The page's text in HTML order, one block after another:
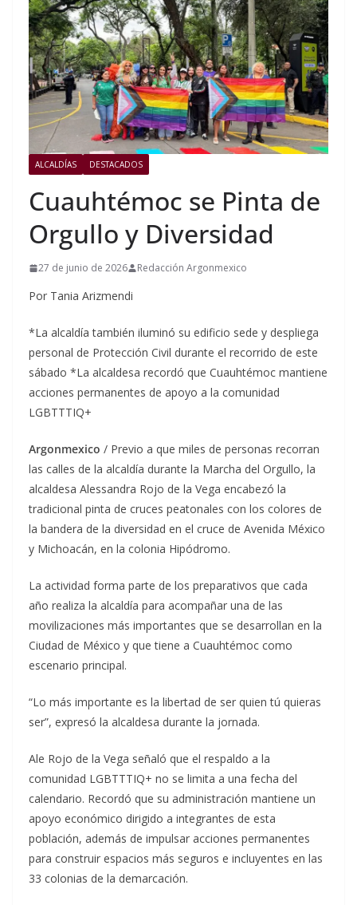
ALCALDÍAS DESTACADOS
Cuauhtémoc se Pinta de
Orgullo y Diversidad
27 de junio de 2026 Redacción Argonmexico
Por Tania Arizmendi
*La alcaldía también iluminó su edificio sede y despliega
personal de Protección Civil durante el recorrido de este
sábado *La alcaldesa recordó que Cuauhtémoc mantiene
acciones permanentes de apoyo a la comunidad
LGBTTTIQ+
Argonmexico / Previo a que miles de personas recorran
las calles de la alcaldía durante la Marcha del Orgullo, la
alcaldesa Alessandra Rojo de la Vega encabezó la
tradicional pinta de cruces peatonales con los colores de
la bandera de la diversidad en el cruce de Avenida México
y Michoacán, en la colonia Hipódromo.
La actividad forma parte de los preparativos que cada
año realiza la alcaldía para acompañar una de las
movilizaciones más importantes que se desarrollan en la
Ciudad de México y que tiene a Cuauhtémoc como
escenario principal.
“Lo más importante es la libertad de ser quien tú quieras
ser”, expresó la alcaldesa durante la jornada.
Ale Rojo de la Vega señaló que el respaldo a la
comunidad LGBTTTIQ+ no se limita a una fecha del
calendario. Recordó que su administración mantiene un
apoyo económico dirigido a integrantes de esta
población, además de impulsar acciones permanentes
para construir espacios más seguros e incluyentes en las
33 colonias de la demarcación.